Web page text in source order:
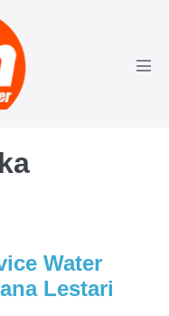
Water
Lestari